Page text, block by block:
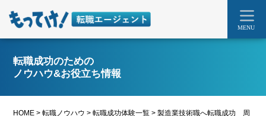
MENU
転職成功のための
ノウハウ&お役立ち情報
HOME >転職ノウハウ >転職成功体験一覧 >製造業技術職へ転職成功 周